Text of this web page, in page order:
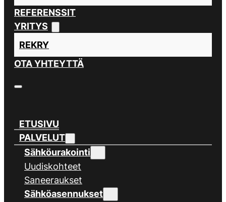
REFERENSSIT
YRITYS
REKRY
OTA YHTEYTTÄ
ETUSIVU
PALVELUT
Sähköurakointi
Uudiskohteet
Saneeraukset
Sähköasennukset